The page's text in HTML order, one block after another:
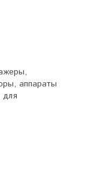
аппараты
для